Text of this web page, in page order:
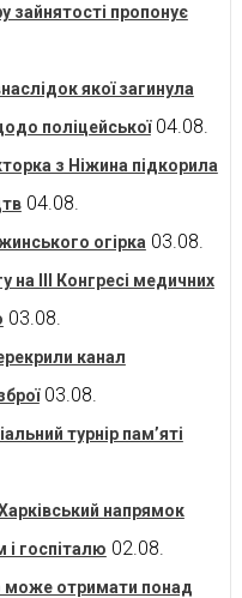
зайнятості пропонує
якої загинула
поліцейської 04.08.
з Ніжина підкорила
04.08.
огірка 03.08.
ІІІ Конгресі медичних
03.08.
канал
03.08.
турнір пам’яті
напрямок
госпіталю 02.08.
може отримати понад